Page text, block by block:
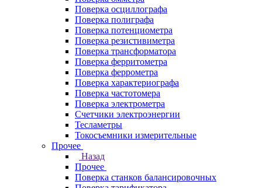
Поверка осциллографа
Поверка полиграфа
Поверка потенциометра
Поверка резистивиметра
Поверка трансформатора
Поверка ферритометра
Поверка феррометра
Поверка характериографа
Поверка частотомера
Поверка электрометра
Счетчики электроэнергии
Тесламетры
Токосъемники измерительные
Прочее
Назад
Прочее
Поверка станков балансировочных